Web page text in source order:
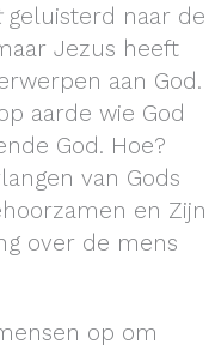
geluisterd naar de
Jezus heeft
aan God.
aarde wie God
God. Hoe?
van Gods
en Zijn
over de mens
op om